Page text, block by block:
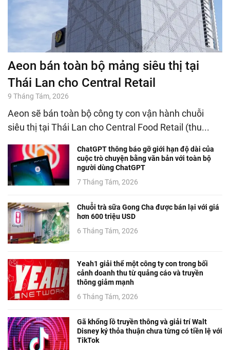
Aeon bán toàn bộ mảng siêu thị tại
Thái Lan cho Central Retail
9 Tháng Tám, 2026
Aeon sẽ bán toàn bộ công ty con vận hành chuỗi
siêu thị tại Thái Lan cho Central Food Retail (thu...
ChatGPT thông báo gỡ giới hạn độ dài của
cuộc trò chuyện bằng văn bản với toàn bộ
người dùng ChatGPT
7 Tháng Tám, 2026
Chuỗi trà sữa Gong Cha được bán lại với giá
hơn 600 triệu USD
6 Tháng Tám, 2026
Yeah1 giải thể một công ty con trong bối
cảnh doanh thu từ quảng cáo và truyền
thông giảm mạnh
6 Tháng Tám, 2026
Gã khổng lồ truyền thông và giải trí Walt
Disney ký thỏa thuận chưa từng có tiền lệ với
TikTok